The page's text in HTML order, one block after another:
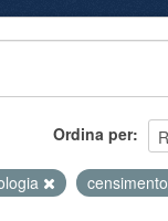
Ordina per
censimento